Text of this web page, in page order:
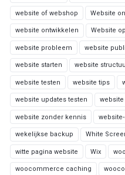
website of webshop Website
website ontwikkelen Website
website probleem website
website starten website
website testen website tips
website updates testen
website zonder kennis
wekelijkse backup White
witte pagina website Wix
woocommerce caching